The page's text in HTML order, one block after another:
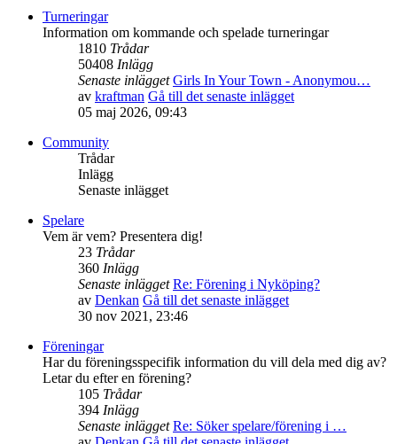
Turneringar
Information om kommande och spelade turneringar
1810 Trådar
50408 Inlägg
Senaste inlägget Girls In Your Town - Anonymou…
av kraftman Gå till det senaste inlägget
05 maj 2026, 09:43
Community
Trådar
Inlägg
Senaste inlägget
Spelare
Vem är vem? Presentera dig!
23 Trådar
360 Inlägg
Senaste inlägget Re: Förening i Nyköping?
av Denkan Gå till det senaste inlägget
30 nov 2021, 23:46
Föreningar
Har du föreningsspecifik information du vill dela med dig av?
Letar du efter en förening?
105 Trådar
394 Inlägg
Senaste inlägget Re: Söker spelare/förening i …